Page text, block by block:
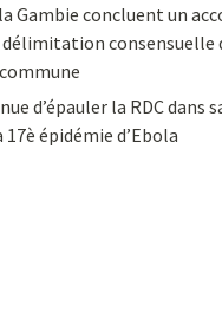
Gambie concluent un
consensuelle
d’épauler la RDC dans
épidémie d’Ebola